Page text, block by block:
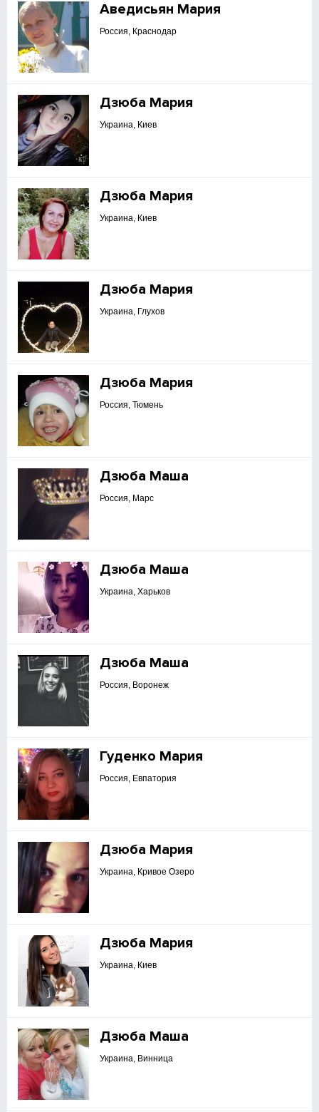
Аведисьян Мария
Россия, Краснодар
Дзюба Мария
Украина, Киев
Дзюба Мария
Украина, Киев
Дзюба Мария
Украина, Глухов
Дзюба Мария
Россия, Тюмень
Дзюба Маша
Россия, Марс
Дзюба Маша
Украина, Харьков
Дзюба Маша
Россия, Воронеж
Гуденко Мария
Россия, Евпатория
Дзюба Мария
Украина, Кривое Озеро
Дзюба Мария
Украина, Киев
Дзюба Маша
Украина, Винница